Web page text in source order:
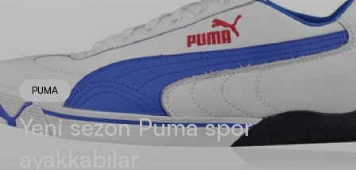
PUMA
Yeni sezon Puma spor